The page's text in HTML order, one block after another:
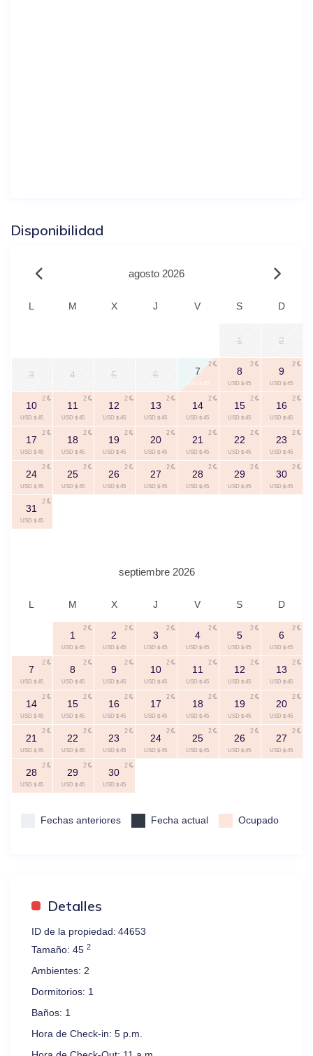
Disponibilidad
agosto 2026
L M X J V S D
1 2
3 4 5 6 7
USD $ 45
2
8
USD $ 45
2
9
USD $ 45
2
10
USD $ 45
2
11
USD $ 45
2
12
USD $ 45
2
13
USD $ 45
2
14
USD $ 45
2
15
USD $ 45
2
16
USD $ 45
2
17
USD $ 45
2
18
USD $ 45
2
19
USD $ 45
2
20
USD $ 45
2
21
USD $ 45
2
22
USD $ 45
2
23
USD $ 45
2
24
USD $ 45
2
25
USD $ 45
2
26
USD $ 45
2
27
USD $ 45
2
28
USD $ 45
2
29
USD $ 45
2
30
USD $ 45
2
31
USD $ 45
2
septiembre 2026
L M X J V S D
1
USD $ 45
2
2
USD $ 45
2
3
USD $ 45
2
4
USD $ 45
2
5
USD $ 45
2
6
USD $ 45
2
7
USD $ 45
2
8
USD $ 45
2
9
USD $ 45
2
10
USD $ 45
2
11
USD $ 45
2
12
USD $ 45
2
13
USD $ 45
2
14
USD $ 45
2
15
USD $ 45
2
16
USD $ 45
2
17
USD $ 45
2
18
USD $ 45
2
19
USD $ 45
2
20
USD $ 45
2
21
USD $ 45
2
22
USD $ 45
2
23
USD $ 45
2
24
USD $ 45
2
25
USD $ 45
2
26
USD $ 45
2
27
USD $ 45
2
28
USD $ 45
2
29
USD $ 45
2
30
USD $ 45
2
Fechas anteriores Fecha actual Ocupado
Detalles
ID de la propiedad: 44653
Tamaño: 452
Ambientes: 2
Dormitorios: 1
Baños: 1
Hora de Check-in: 5 p.m.